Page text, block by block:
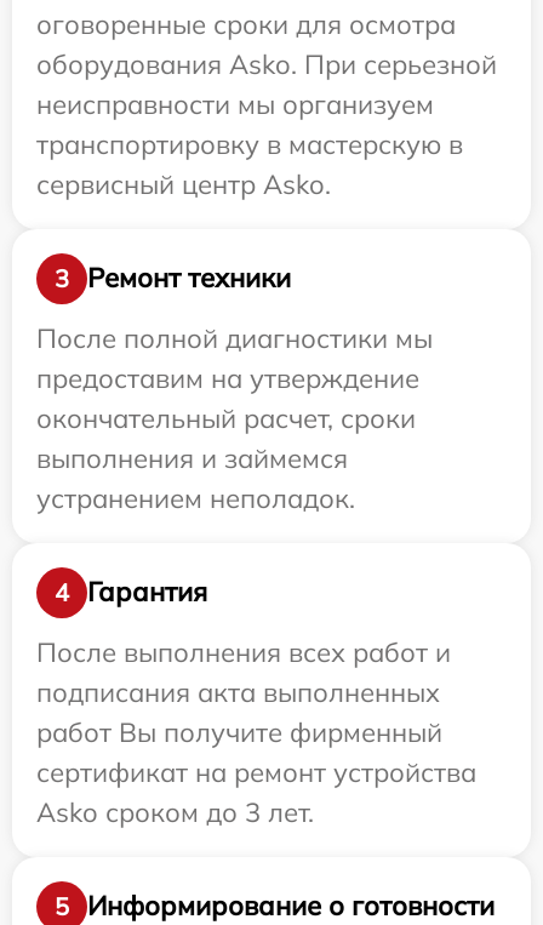
оговоренные сроки для осмотра
оборудования Asko. При серьезной
неисправности мы организуем
транспортировку в мастерскую в
сервисный центр Asko.
3
Ремонт техники
После полной диагностики мы
предоставим на утверждение
окончательный расчет, сроки
выполнения и займемся
устранением неполадок.
4
Гарантия
После выполнения всех работ и
подписания акта выполненных
работ Вы получите фирменный
сертификат на ремонт устройства
Asko сроком до 3 лет.
5
Информирование о готовности